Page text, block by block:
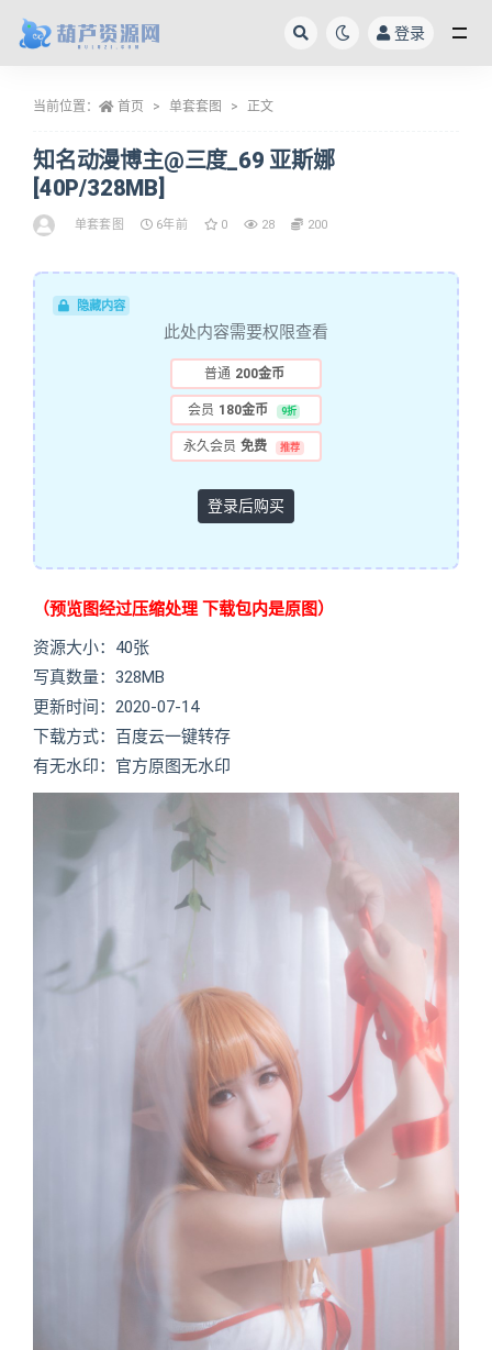
登录
当前位置： 首页 单套套图 正文
知名动漫博主@三度_69 亚斯娜
[40P/328MB]
单套套图 6年前 0 28 200
隐藏内容
此处内容需要权限查看
普通 200金币
会员 180金币 9折
永久会员 免费 推荐
登录后购买
（预览图经过压缩处理 下载包内是原图）
资源大小：40张
写真数量：328MB
更新时间：2020-07-14
下载方式：百度云一键转存
有无水印：官方原图无水印